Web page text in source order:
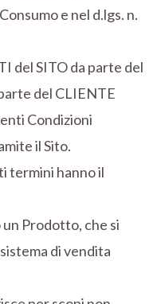
e nel d.lgs. n.
del SITO da parte del
del CLIENTE
Condizioni
il Sito.
termini hanno il
Prodotto, che si
di vendita